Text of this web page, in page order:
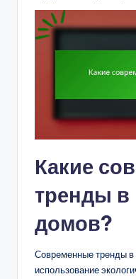
Какие
тренды в
домов?
Современные тренды
использование